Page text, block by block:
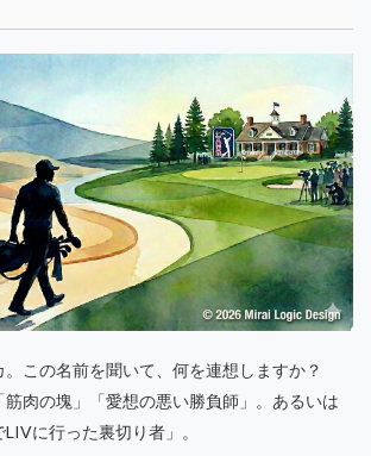
この名前を聞いて、何を連想しますか？
筋肉の塊」「愛想の悪い勝負師」。あるいは
LIVに行った裏切り者」。